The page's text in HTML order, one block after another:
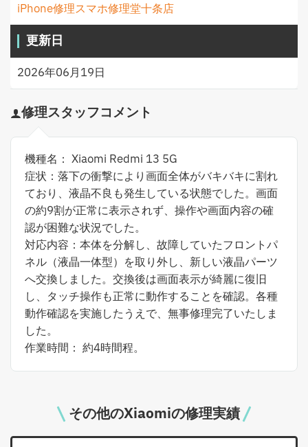
iPhone修理スマホ修理堂十条店
更新日
2026年06月19日
修理スタッフコメント
機種名： Xiaomi Redmi 13 5G
症状：落下の衝撃により画面全体がバキバキに割れ
ており、液晶不良も発生している状態でした。画面
の約9割が正常に表示されず、操作や画面内容の確
認が困難な状況でした。
対応内容：本体を分解し、故障していたフロントパ
ネル（液晶一体型）を取り外し、新しい液晶パーツ
へ交換しました。交換後は画面表示が綺麗に復旧
し、タッチ操作も正常に動作することを確認。各種
動作確認を実施したうえで、無事修理完了いたしま
した。
作業時間： 約4時間程。
その他のXiaomiの修理実績